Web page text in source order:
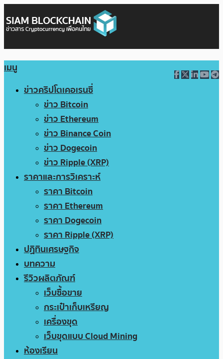
เมนู
ข่าวคริปโตเคอเรนซี่
ข่าว Bitcoin
ข่าว Ethereum
ข่าว Binance Coin
ข่าว Dogecoin
ข่าว Ripple (XRP)
ราคาและการวิเคราะห์
ราคา Bitcoin
ราคา Ethereum
ราคา Dogecoin
ราคา Ripple (XRP)
ปฏิทินเศรษฐกิจ
บทความ
รีวิวผลิตภัณฑ์
เว็บซื้อขาย
กระเป๋าเก็บเหรียญ
เครื่องขุด
เว็บขุดแบบ Cloud Mining
ห้องเรียน